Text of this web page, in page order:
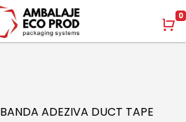
0
BANDA ADEZIVA DUCT TAPE